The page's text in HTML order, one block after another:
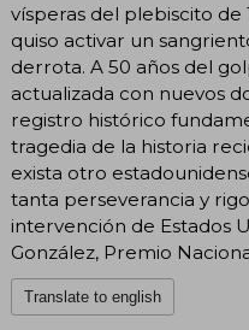
vísperas del plebiscito de
quiso activar un
derrota. A 50 años del
actualizada con nuevos
registro histórico
tragedia de la historia
exista otro
tanta perseverancia y
intervención de Estados
González, Premio
Translate to english